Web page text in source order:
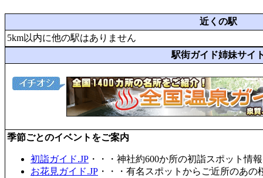
近くの駅
5km以内に他の駅はありません
駅街ガイド姉妹サイ
季節ごとのイベントをご案内
初詣ガイド.JP ・・・神社約600か所の初詣スポット情
お花見ガイド.JP ・・・有名スポットからご近所のあ